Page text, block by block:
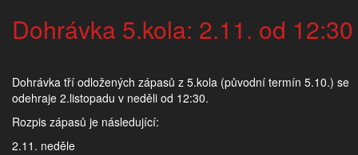
Dohrávka 5.kola: 2.11. od 12:30
Dohrávka tří odložených zápasů z 5.kola (původní termín 5.10.) se
odehraje 2.listopadu v neděli od 12:30.
Rozpis zápasů je následující:
2.11. neděle